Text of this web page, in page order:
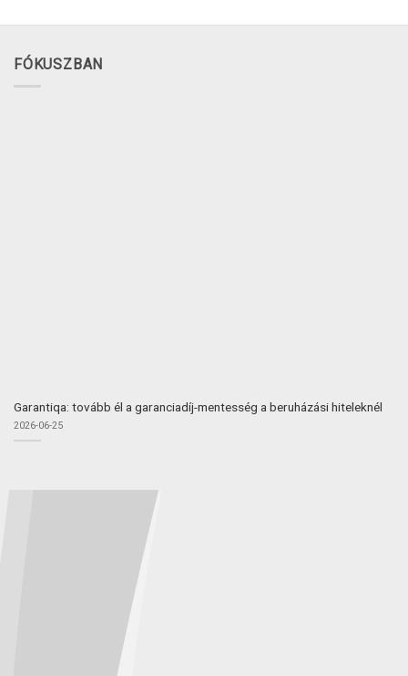
FÓKUSZBAN
Garantiqa: tovább él a garanciadíj-mentesség a beruházási hiteleknél
2026-06-25